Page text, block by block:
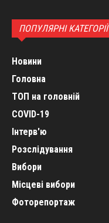
ПОПУЛЯРНІ КАТЕГОРІЇ
Новини
Головна
ТОП на головній
COVID-19
Інтерв'ю
Розслідування
Вибори
Місцеві вибори
Фоторепортаж